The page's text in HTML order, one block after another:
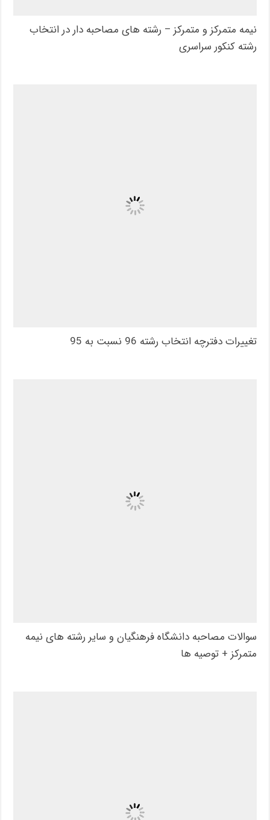
نیمه متمرکز و متمرکز – رشته های مصاحبه دار در انتخاب
رشته کنکور سراسری
تغییرات دفترچه انتخاب رشته 96 نسبت به 95
سوالات مصاحبه دانشگاه فرهنگیان و سایر رشته های نیمه
متمرکز + توصیه ها